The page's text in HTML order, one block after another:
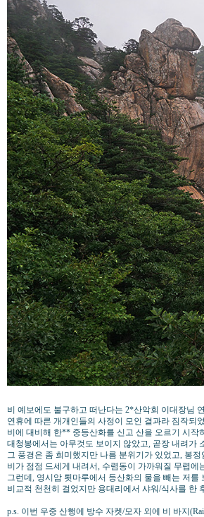
비 예보에도 불구하고 떠난다는 2*산악회 이대장님
연휴에 따른 개개인들의 사정이 모인 결과라 짐작되
비에 대비해 한** 중등산화를 신고 산을 오르기 시작
대청봉에서는 아무것도 보이지 않았고, 곧장 내려가
그 풍경은 좀 희미했지만 나름 분위기가 있었고, 봉
비가 점점 드세게 내려서, 수렴동이 가까워질 무렵
그런데, 영시암 툇마루에서 등산화의 물을 빼는 저
비교적 천천히 걸었지만 용대리에서 샤워/식사를 한
p.s. 이번 우중 산행에 방수 자켓/모자 외에 비 바지